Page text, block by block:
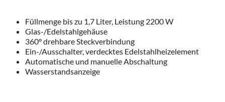
Füllmenge bis zu 1,7 Liter, Leistung 2200 W
Glas-/Edelstahlgehäuse
360° drehbare Steckverbindung
Ein-/Ausschalter, verdecktes Edelstahlheizelement
Automatische und manuelle Abschaltung
Wasserstandsanzeige